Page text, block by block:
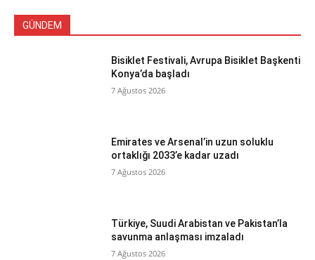
GÜNDEM
Bisiklet Festivali, Avrupa Bisiklet Başkenti
Konya’da başladı
7 Ağustos 2026
Emirates ve Arsenal’in uzun soluklu
ortaklığı 2033’e kadar uzadı
7 Ağustos 2026
Türkiye, Suudi Arabistan ve Pakistan’la
savunma anlaşması imzaladı
7 Ağustos 2026